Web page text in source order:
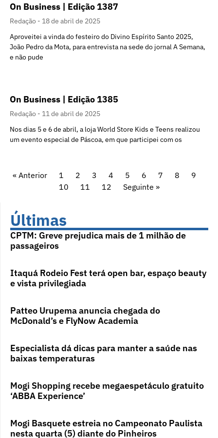
On Business | Edição 1387
Redação
18 de abril de 2025
Aproveitei a vinda do festeiro do Divino Espírito Santo 2025,
João Pedro da Mota, para entrevista na sede do jornal A Semana,
e não pude
On Business | Edição 1385
Redação
11 de abril de 2025
Nos dias 5 e 6 de abril, a loja World Store Kids e Teens realizou
um evento especial de Páscoa, em que participei com os
« Anterior 1 2 3 4 5 6 7 8
9
10
11 12 Seguinte »
Últimas
CPTM: Greve prejudica mais de 1 milhão de
passageiros
Itaquá Rodeio Fest terá open bar, espaço beauty
e vista privilegiada
Patteo Urupema anuncia chegada do
McDonald’s e FlyNow Academia
Especialista dá dicas para manter a saúde nas
baixas temperaturas
Mogi Shopping recebe megaespetáculo gratuito
‘ABBA Experience’
Mogi Basquete estreia no Campeonato Paulista
nesta quarta (5) diante do Pinheiros